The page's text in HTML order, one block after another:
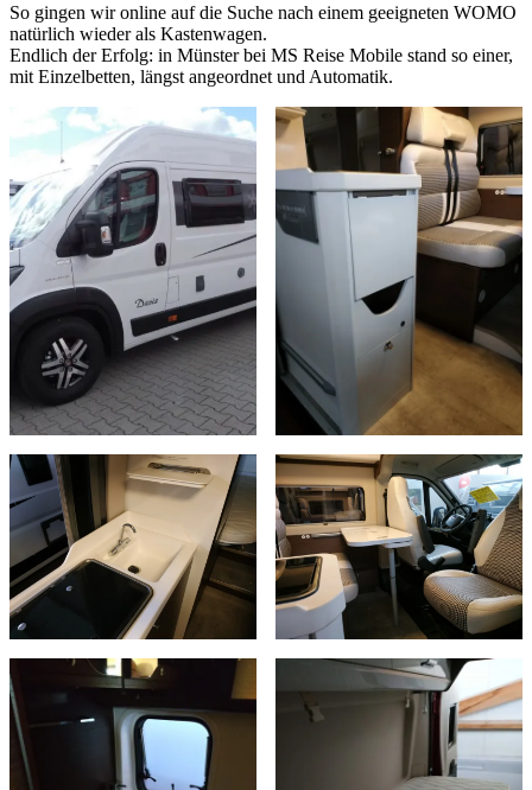
So gingen wir online auf die Suche nach einem geeigneten WOMO
natürlich wieder als Kastenwagen.
Endlich der Erfolg: in Münster bei MS Reise Mobile stand so einer,
mit Einzelbetten, längst angeordnet und Automatik.